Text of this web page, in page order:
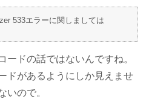
533エラーに関しましては
ードの話ではないんですね。
ドがあるようにしか見えませ
いので。